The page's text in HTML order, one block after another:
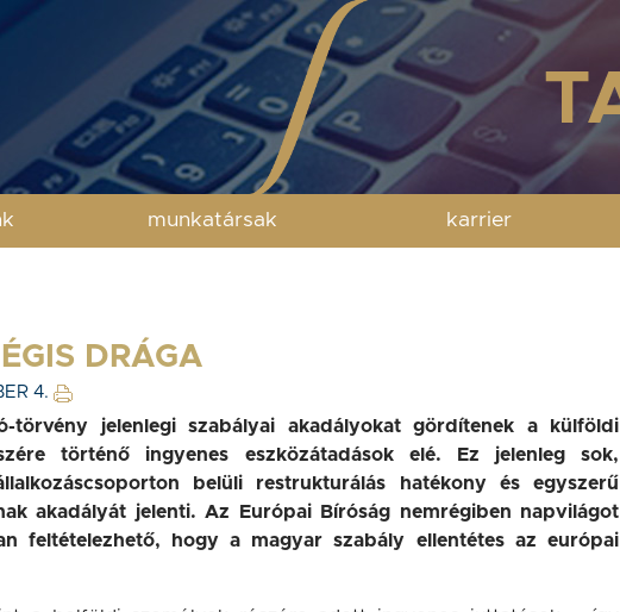
munkatársak karrier
DRÁGA
4.
törvény jelenlegi szabályai akadályokat gördítenek a külföldi
történő ingyenes eszközátadások elé. Ez jelenleg sok,
belüli restrukturálás hatékony és egyszerű
akadályát jelenti. Az Európai Bíróság nemrégiben napvilágot
feltételezhető, hogy a magyar szabály ellentétes az európai